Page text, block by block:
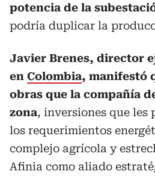
potencia de la
podría duplicar la
Javier Brenes, director
en Colombia, manifestó
obras que la compañía
zona, inversiones que
los requerimientos
complejo agrícola y
Afinia como aliado